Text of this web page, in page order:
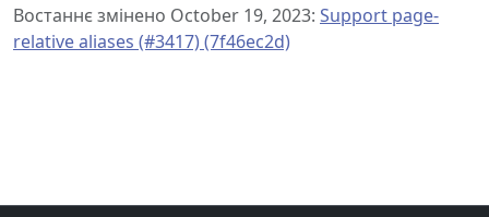
Востаннє змінено October 19, 2023: Support page-
relative aliases (#3417) (7f46ec2d)